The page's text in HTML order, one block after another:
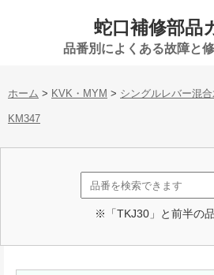
蛇口補修部品
品番別によくある故障と
ホーム > KVK・MYM > シングルレバー混合
KM347
※「TKJ30」と前半の